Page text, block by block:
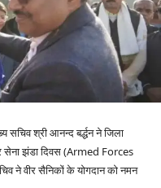
सचिव श्री आनन्द बर्द्धन ने जिला
सेना झंडा दिवस (Armed Forces
ने वीर सैनिकों के योगदान को नमन